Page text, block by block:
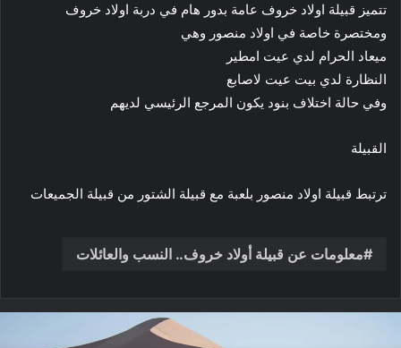
تتميز قبيلة اولاد خروف عامة بدور هام في دربة اولاد خروف
ومختصرة خاصة في اولاد منصور وهي
ميعاد الحرام لدي عيت امطير
النظارة لدي بيت عيت لاصابع
وفي حالة اختلاف بنود يكون المرجع الرئيسي لديهم
القبيلة
ترتبط قبيلة اولاد منصور بلعبة مع قبيلة الشتور من قبيلة الجميعات
معلومات عن قبيلة أولاد خروف.. النسب والعائلات